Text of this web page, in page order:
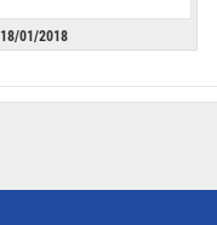
18/01/2018